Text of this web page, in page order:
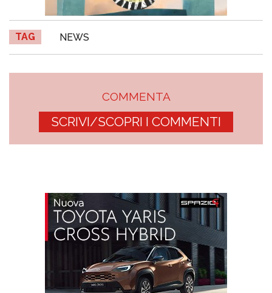
TAG NEWS
COMMENTA
SCRIVI/SCOPRI I COMMENTI